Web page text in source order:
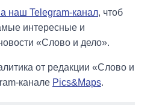
наш Telegram-канал, чтоб
интересные и
«Слово и дело».
от редакции «Слово и
канале Pics&Maps.